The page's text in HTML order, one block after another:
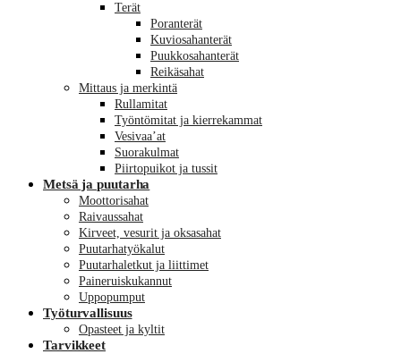
Terät
Poranterät
Kuviosahanterät
Puukkosahanterät
Reikäsahat
Mittaus ja merkintä
Rullamitat
Työntömitat ja kierrekammat
Vesivaa’at
Suorakulmat
Piirtopuikot ja tussit
Metsä ja puutarha
Moottorisahat
Raivaussahat
Kirveet, vesurit ja oksasahat
Puutarhatyökalut
Puutarhaletkut ja liittimet
Paineruiskukannut
Uppopumput
Työturvallisuus
Opasteet ja kyltit
Tarvikkeet